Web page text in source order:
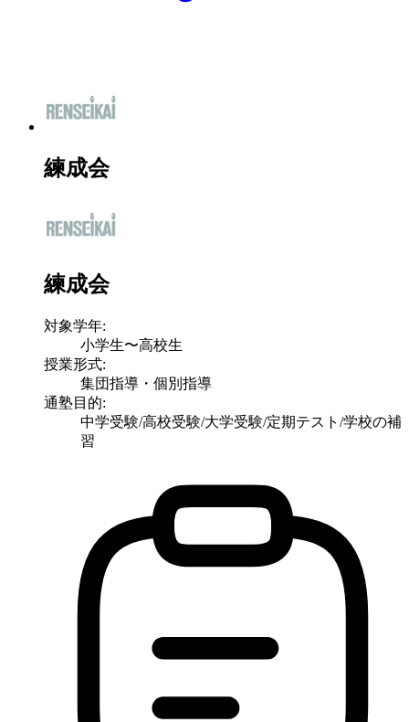
練成会
練成会
対象学年:
小学生〜高校生
授業形式:
集団指導・個別指導
通塾目的:
中学受験/高校受験/大学受験/定期テスト/学校の補
習